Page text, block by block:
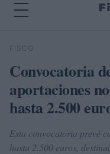
Buscar
FISCO
Convocatoria
aportaciones
hasta 2.500
Esta convocatoria prevé
hasta 2.500 euros,